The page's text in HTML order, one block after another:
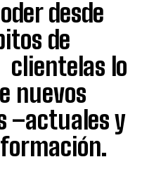
desde
de
clientelas lo
nuevos
–actuales y